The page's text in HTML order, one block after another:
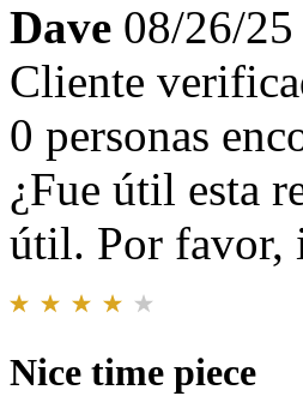
Dave 08/26/25
Cliente
0 personas
¿Fue útil esta
útil. Por favor,
Nice time piece